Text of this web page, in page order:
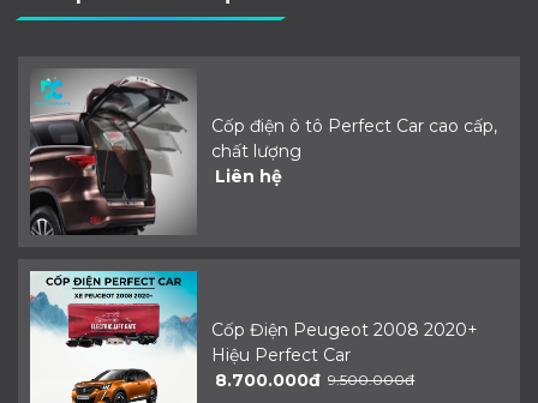
Cốp điện ô tô Perfect Car cao cấp,
chất lượng
Liên hệ
Cốp Điện Peugeot 2008 2020+
Hiệu Perfect Car
8.700.000đ 9.500.000đ